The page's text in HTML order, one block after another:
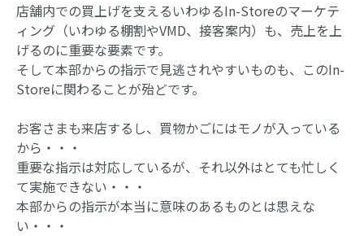
店舗内での買上げを支えるいわゆるIn-Storeのマーケテ
ィング（いわゆる棚割やVMD、接客案内）も、売上を上
げるのに重要な要素です。
そして本部からの指示で見逃されやすいものも、このIn-
Storeに関わることが殆どです。
お客さまも来店するし、買物かごにはモノが入っている
から・・・
重要な指示は対応しているが、それ以外はとても忙しく
て実施できない・・・
本部からの指示が本当に意味のあるものとは思えな
い・・・